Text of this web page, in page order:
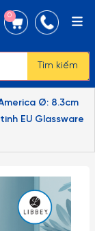
Tìm kiếm
0
Ø: 8.3cm
EU Glassware